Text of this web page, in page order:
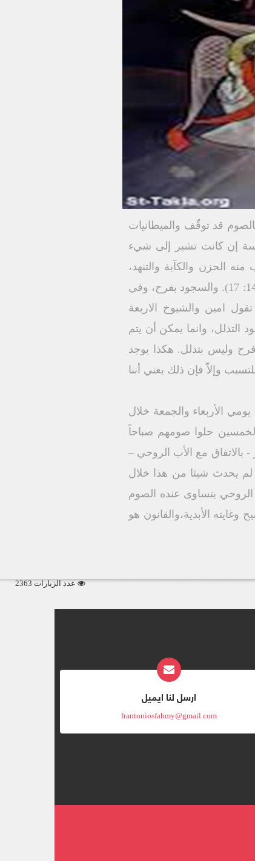
قد توقّف والميطانيات
إن كانت تشير إلى شيء
الحزن والكآبة والتنهد،
فالطعام روحي "لان ليس ملكوت الله أكلاً و شربًا بل هو بر وسلام وفرح في الروح القدس (رومية 14: 17). والسجود بفرح، وفي
امين والشيوخ الاربعة
في كل مرة هو سجود التذلل، وانما يمكن أن يتم
وليس بتذلل. هكذا يوجد
وإلاّ فإن ذلك يعني أننا
الأربعاء والجمعة خلال
حلوا صومهم صباحاً
بالاتفاق مع الأب الروحي –
يحدث شيئا من هذا خلال
يتساوى عنده الصوم
الأبدية،والقانون هو
عدد الزيارات 2363
ارسل لنا ايميل
frantoniosfahmy@gmail.com